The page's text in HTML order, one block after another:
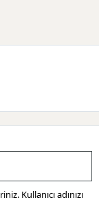
Kullanıcı adınızı